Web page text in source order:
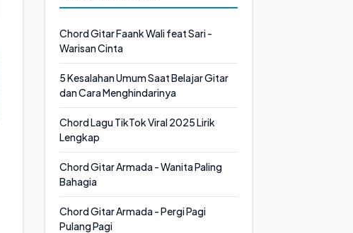
Chord Gitar Faank Wali feat Sari -
Warisan Cinta
5 Kesalahan Umum Saat Belajar Gitar
dan Cara Menghindarinya
Chord Lagu TikTok Viral 2025 Lirik
Lengkap
Chord Gitar Armada - Wanita Paling
Bahagia
Chord Gitar Armada - Pergi Pagi
Pulang Pagi